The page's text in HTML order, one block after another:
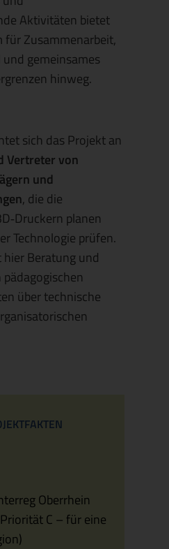
Aktivitäten bietet
für Zusammenarbeit,
gemeinsames
hinweg.
sich das Projekt an
Vertreter von
und
, die die
planen
Technologie prüfen.
Beratung und
über technische
Oberrhein
C – für eine